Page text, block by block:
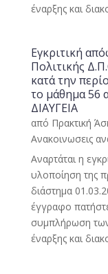
έναρξης και
Εγκριτική
Πολιτικής
κατά την
το μάθημα 56
ΔΙΑΥΓΕΙΑ
από Πρακτική
Ανακοινωσεις
Αναρτάται η
υλοποίηση της
διάστημα
έγγραφο
συμπλήρωση
έναρξης και